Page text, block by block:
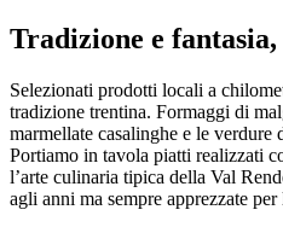
Tradizione e
Selezionati prodotti locali a
tradizione trentina. Formaggi di
marmellate casalinghe e le verdure
Portiamo in tavola piatti realizzati
l’arte culinaria tipica della Val
agli anni ma sempre apprezzate